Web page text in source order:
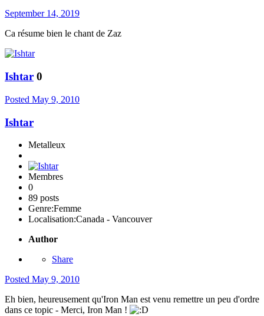
September 14, 2019
Ca résume bien le chant de Zaz
Ishtar 0
Posted May 9, 2010
Ishtar
Metalleux
Membres
0
89 posts
Genre:Femme
Localisation:Canada - Vancouver
Author
Share
Posted May 9, 2010
Eh bien, heureusement qu'Iron Man est venu remettre un peu d'ordre
dans ce topic - Merci, Iron Man !